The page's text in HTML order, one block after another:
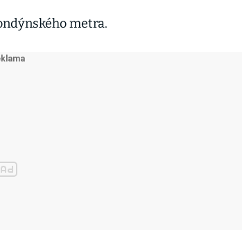
metra.